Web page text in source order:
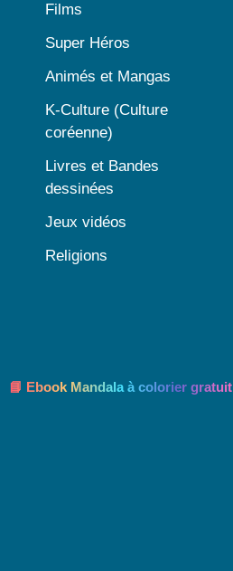
Films
Super Héros
Animés et Mangas
K-Culture (Culture
coréenne)
Livres et Bandes
dessinées
Jeux vidéos
Religions
📘 Ebook Mandala à colorier gratuit